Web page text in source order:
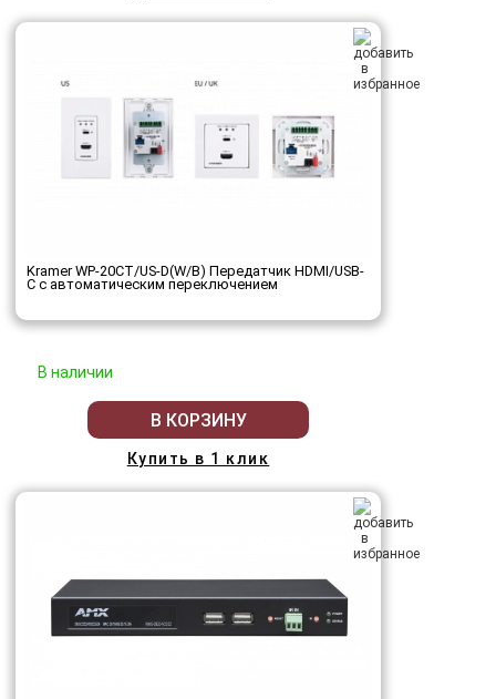
Kramer WP-20CT/US-D(W/B) Передатчик HDMI/USB-
C с автоматическим переключением
В наличии
В КОРЗИНУ
Купить в 1 клик